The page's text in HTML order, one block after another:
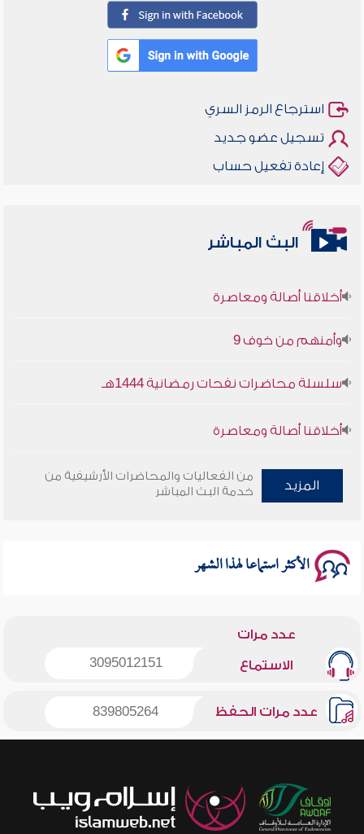
استرجاع الرمز السري
تسجيل عضو جديد
إعادة تفعيل حساب
البث المباشر
سلسلة محاضرات نفحات رمضانية 1444هـ
المزيد
من الفعاليات والمحاضرات الأرشيفية من
خدمة البث المباشر
الأكثر استماعا لهذا الشهر
عدد مرات
الاستماع 3095012151
عدد مرات الحفظ 839805264